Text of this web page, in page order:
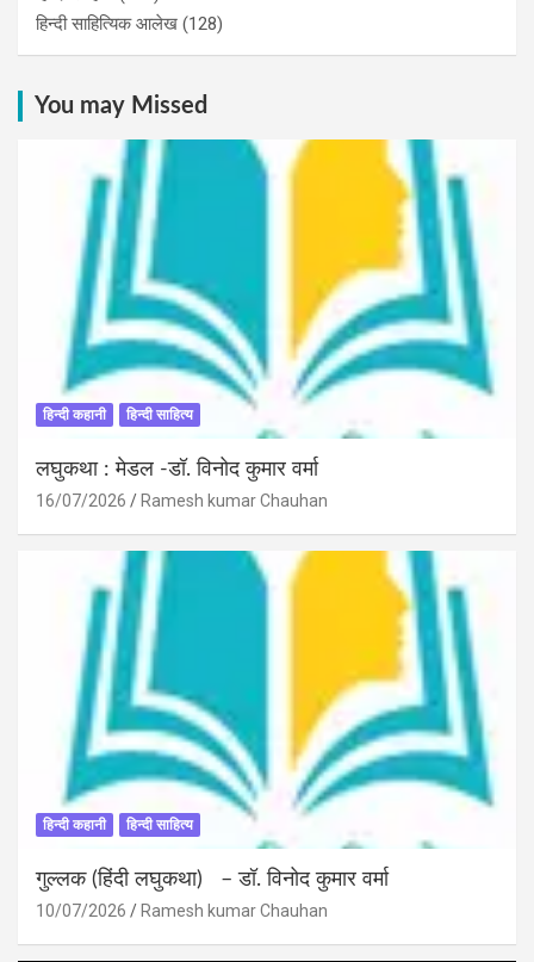
हिन्दी साहित्यिक आलेख (128)
You may Missed
हिन्दी कहानी हिन्दी साहित्य
लघुकथा : मेडल -डॉ. विनोद कुमार वर्मा
16/07/2026 Ramesh kumar Chauhan
हिन्दी कहानी हिन्दी साहित्य
गुल्लक (हिंदी लघुकथा) – डॉ. विनोद कुमार वर्मा
10/07/2026 Ramesh kumar Chauhan